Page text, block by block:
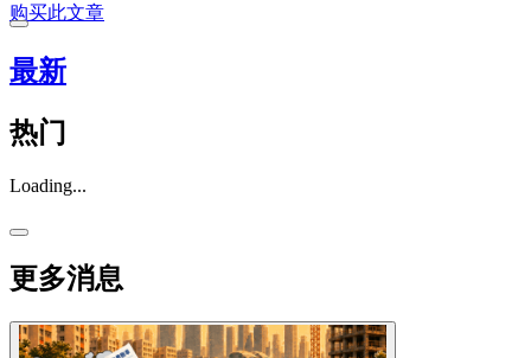
购买此文章
最新
热门
Loading...
更多消息